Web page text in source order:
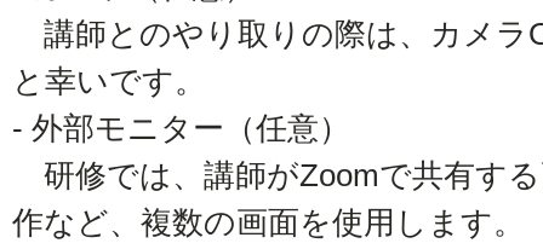
講師とのやり取りの際は、カメラ
と幸いです。
- 外部モニター（任意）
研修では、講師がZoomで共有す
作など、複数の画面を使用します。